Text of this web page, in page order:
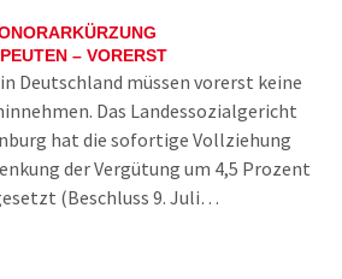
– VORERST
Deutschland müssen vorerst keine
Das Landessozialgericht
hat die sofortige Vollziehung
der Vergütung um 4,5 Prozent
(Beschluss 9. Juli…